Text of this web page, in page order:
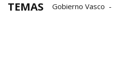
TEMAS Gobierno Vasco